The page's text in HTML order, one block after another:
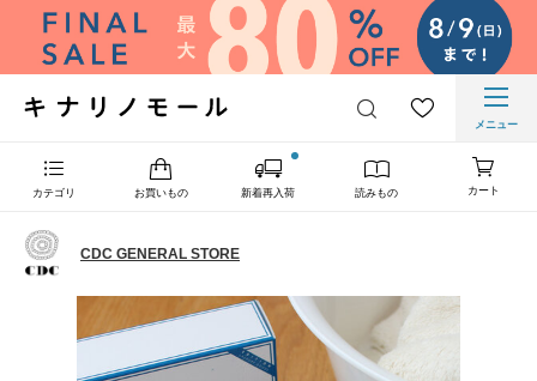
メニュー
カテゴリ お買いもの 新着再入荷 読みもの カート
CDC GENERAL STORE